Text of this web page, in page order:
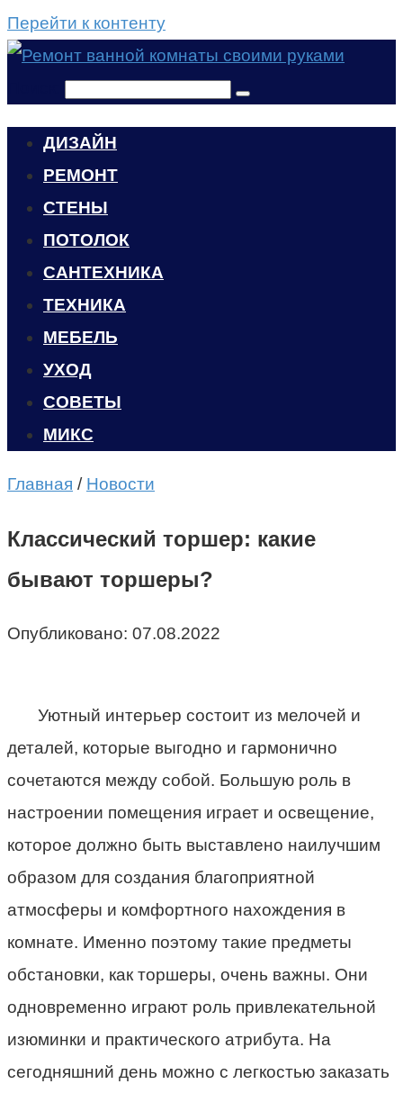
Перейти к контенту
ДИЗАЙН
РЕМОНТ
СТЕНЫ
ПОТОЛОК
САНТЕХНИКА
ТЕХНИКА
МЕБЕЛЬ
УХОД
CОВЕТЫ
МИКС
Главная / Новости
Классический торшер: какие
бывают торшеры?
Опубликовано: 07.08.2022
Уютный интерьер состоит из мелочей и
деталей, которые выгодно и гармонично
сочетаются между собой. Большую роль в
настроении помещения играет и освещение,
которое должно быть выставлено наилучшим
образом для создания благоприятной
атмосферы и комфортного нахождения в
комнате. Именно поэтому такие предметы
обстановки, как торшеры, очень важны. Они
одновременно играют роль привлекательной
изюминки и практического атрибута. На
сегодняшний день можно с легкостью заказать